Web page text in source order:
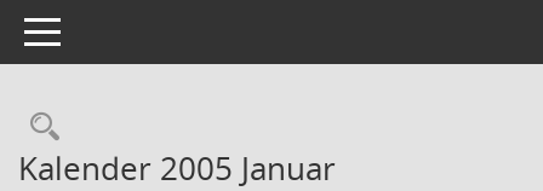
Toggle navigation
Rechercheauswahl
Kalender 2005 Januar